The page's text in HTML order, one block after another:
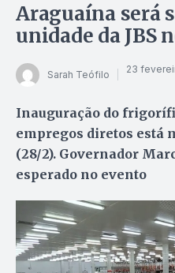
Araguaína será
unidade da JBS
Sarah Teófilo 23
Inauguração do
empregos diretos está
(28/2). Governador
esperado no evento